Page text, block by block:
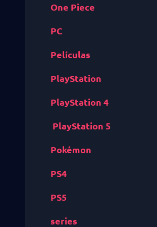
One Piece
PC
Películas
PlayStation
PlayStation 4
PlayStation 5
Pokémon
PS4
PS5
series